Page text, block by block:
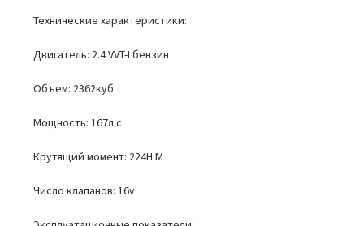
Технические характеристики:
Двигатель: 2.4 VVT-I бензин
Объем: 2362куб
Мощность: 167л.с
Крутящий момент: 224Н.М
Число клапанов: 16v